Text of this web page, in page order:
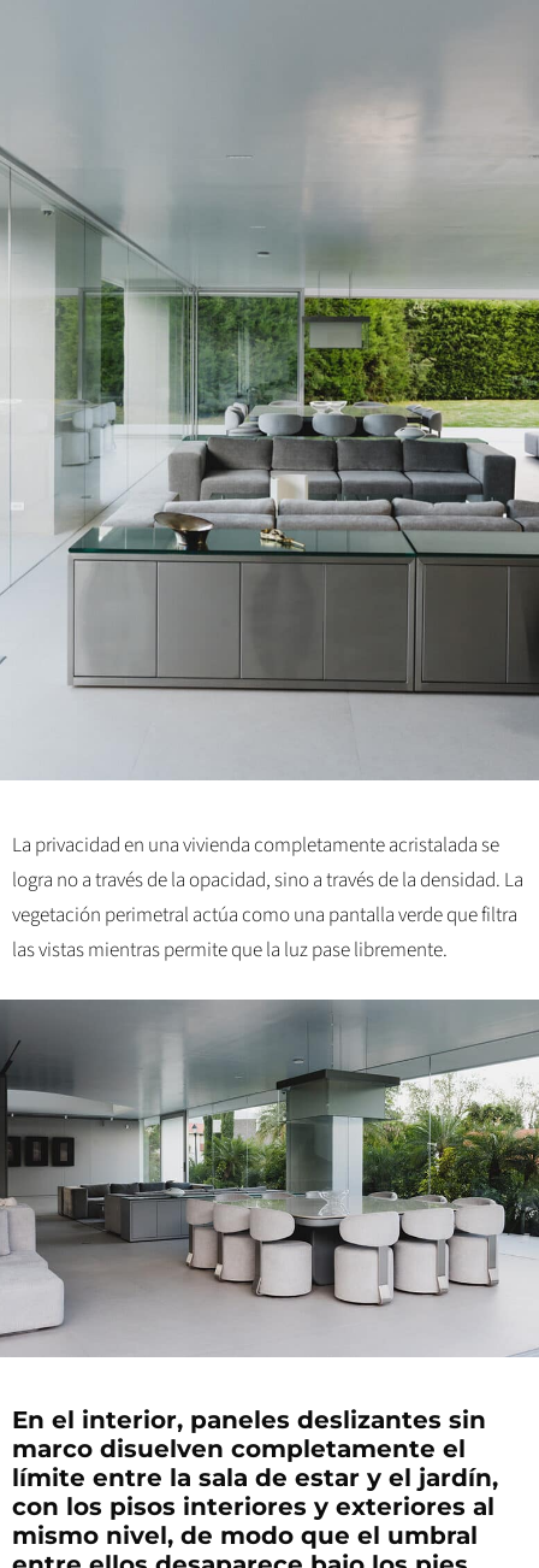
La privacidad en una vivienda completamente acristalada se
logra no a través de la opacidad, sino a través de la densidad. La
vegetación perimetral actúa como una pantalla verde que filtra
las vistas mientras permite que la luz pase libremente.
En el interior, paneles deslizantes sin
marco disuelven completamente el
límite entre la sala de estar y el jardín,
con los pisos interiores y exteriores al
mismo nivel, de modo que el umbral